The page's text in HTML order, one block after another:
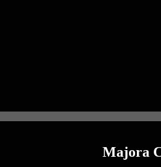
Majora